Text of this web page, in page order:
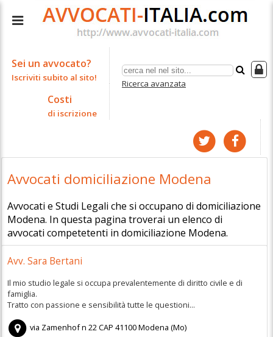
Ricerca avanzata
Sei un avvocato?
Iscriviti subito al sito!
Costi
di iscrizione
Avvocati domiciliazione Modena
Avvocati e Studi Legali che si occupano di domiciliazione
Modena. In questa pagina troverai un elenco di
avvocati competetenti in domiciliazione Modena.
Avv. Sara Bertani
Il mio studio legale si occupa prevalentemente di diritto civile e di
famiglia.
Tratto con passione e sensibilità tutte le questioni...
via Zamenhof n 22CAP41100Modena (Mo)